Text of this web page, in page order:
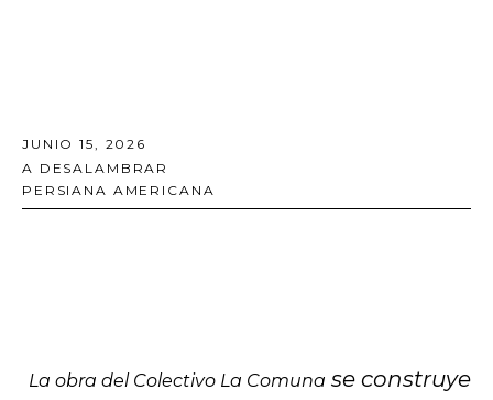
JUNIO 15, 2026
A DESALAMBRAR
PERSIANA AMERICANA
La obra del Colectivo La Comuna se construye